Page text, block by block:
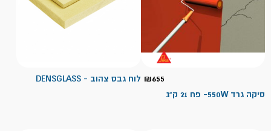
₪655
סיקה גרד 550W- פח 21 ק"ג
לוח גבס צהוב - DENSGLASS